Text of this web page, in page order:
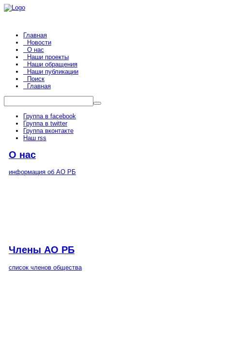
Главная
Новости
О нас
Наши проекты
Наши обращения
Наши публикации
Поиск
Главная
Группа в facebook
Группа в twitter
Группа вконтакте
Наш rss
О нас
информация об АО РБ
Члены АО РБ
список членов общества